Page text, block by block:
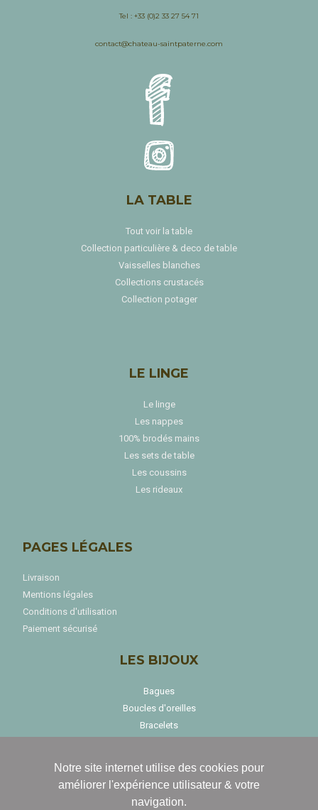
Tel : +33 (0)2 33 27 54 71
contact@chateau-saintpaterne.com
LA TABLE
Tout voir la table
Collection particulière & deco de table
Vaisselles blanches
Collections crustacés
Collection potager
LE LINGE
Le linge
Les nappes
100% brodés mains
Les sets de table
Les coussins
Les rideaux
PAGES LÉGALES
Livraison
Mentions légales
Conditions d'utilisation
Paiement sécurisé
LES BIJOUX
Bagues
Boucles d'oreilles
Bracelets
Notre site internet utilise des cookies pour
améliorer l'expérience utilisateur & votre
navigation.